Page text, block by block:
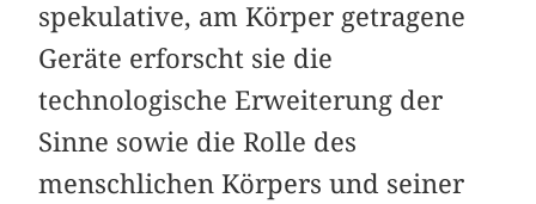
spekulative, am Körper getragene
Geräte erforscht sie die
technologische Erweiterung der
Sinne sowie die Rolle des
menschlichen Körpers und seiner